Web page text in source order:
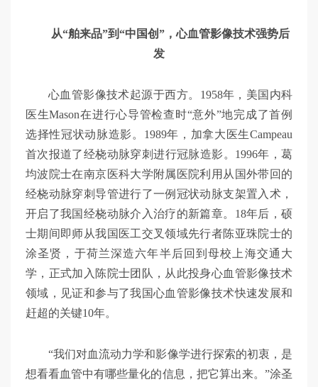
从“舶来品”到“中国创”，心血管影像技术强势后
发
心血管影像技术起源于西方。1958年，美国内科
医生Mason在进行心导管检查时“意外”地完成了首例
选择性冠状动脉造影。1989年，加拿大医生Campeau
首次报道了经桡动脉穿刺进行冠脉造影。1996年，葛
均波院士在南京医科大学附属医院利用从国外带回的
经桡动脉穿刺导管进行了一例冠状动脉支架置入术，
开启了我国经桡动脉介入治疗的新篇章。18年后，硕
士期间即师从我国医工交叉领域先行者陈亚珠院士的
涂圣贤，于荷兰深造六年半后回到母校上海交通大
学，正式加入陈院士团队，从此投身心血管影像技术
领域，见证和参与了我国心血管影像技术快速发展和
赶超的关键10年。
“我们对血流动力学和影像学进行探索的初衷，是
想看看血管中有哪些量化的信息，把它算出来。”涂圣